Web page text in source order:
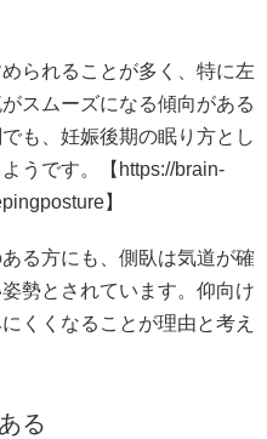
られることが多く、特に左
スムーズになる傾向がある
も、妊娠後期の眠り方とし
うです。【 https://brain-
】
る方にも、側臥は気道が確
勢とされています。仰向け
くくなることが理由と考え
る